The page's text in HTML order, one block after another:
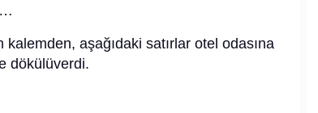
aşağıdaki satırlar otel odasına
dökülüverdi.